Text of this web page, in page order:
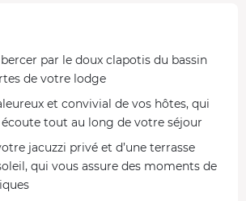
par le doux clapotis du bassin
de votre lodge
et convivial de vos hôtes, qui
tout au long de votre séjour
jacuzzi privé et d’une terrasse
qui vous assure des moments de